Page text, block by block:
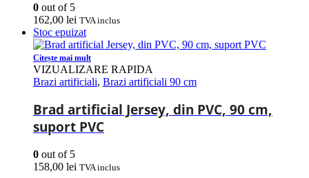
0 out of 5
162,00 lei TVA inclus
Stoc epuizat
Citește mai mult
VIZUALIZARE RAPIDA
Brazi artificiali, Brazi artificiali 90 cm
Brad artificial Jersey, din PVC, 90 cm,
suport PVC
0 out of 5
158,00 lei TVA inclus